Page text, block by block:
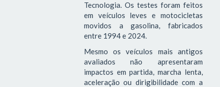
Tecnologia. Os testes foram feitos
em veículos leves e motocicletas
movidos a gasolina, fabricados
entre 1994 e 2024.
Mesmo os veículos mais antigos
avaliados não apresentaram
impactos em partida, marcha lenta,
aceleração ou dirigibilidade com a